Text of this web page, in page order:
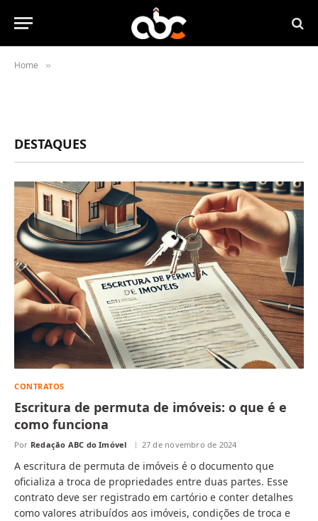
Home »
DESTAQUES
CONTRATOS
Escritura de permuta de imóveis: o que é e
como funciona
Por Redação ABC do Imóvel 27 de novembro de 2024
A escritura de permuta de imóveis é o documento que
oficializa a troca de propriedades entre duas partes. Esse
contrato deve ser registrado em cartório e conter detalhes
como valores atribuídos aos imóveis, condições de troca e